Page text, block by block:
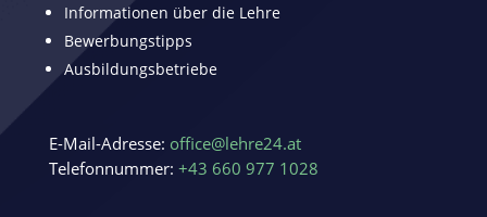
Informationen über die Lehre
Bewerbungstipps
Ausbildungsbetriebe
E-Mail-Adresse: office@lehre24.at
Telefonnummer: +43 660 977 1028